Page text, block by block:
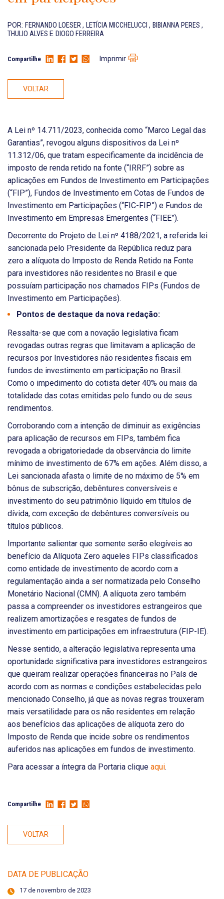
POR: FERNANDO LOESER, LETÍCIA MICCHELUCCI , BIBIANNA PERES ,
THULIO ALVES E DIOGO FERREIRA
Compartilhe Imprimir
VOLTAR
A Lei nº 14.711/2023, conhecida como “Marco Legal das
Garantias”, revogou alguns dispositivos da Lei nº
11.312/06, que tratam especificamente da incidência de
imposto de renda retido na fonte (“IRRF”) sobre as
aplicações em Fundos de Investimento em Participações
(“FIP”), Fundos de Investimento em Cotas de Fundos de
Investimento em Participações (“FIC-FIP”) e Fundos de
Investimento em Empresas Emergentes (“FIEE”).
Decorrente do Projeto de Lei nº 4188/2021, a referida lei
sancionada pelo Presidente da República reduz para
zero a alíquota do Imposto de Renda Retido na Fonte
para investidores não residentes no Brasil e que
possuíam participação nos chamados FIPs (Fundos de
Investimento em Participações).
Pontos de destaque da nova redação:
Ressalta-se que com a novação legislativa ficam
revogadas outras regras que limitavam a aplicação de
recursos por Investidores não residentes fiscais em
fundos de investimento em participação no Brasil.
Como o impedimento do cotista deter 40% ou mais da
totalidade das cotas emitidas pelo fundo ou de seus
rendimentos.
Corroborando com a intenção de diminuir as exigências
para aplicação de recursos em FIPs, também fica
revogada a obrigatoriedade da observância do limite
mínimo de investimento de 67% em ações. Além disso, a
Lei sancionada afasta o limite de no máximo de 5% em
bônus de subscrição, debêntures conversíveis e
investimento do seu patrimônio líquido em títulos de
dívida, com exceção de debêntures conversíveis ou
títulos públicos.
Importante salientar que somente serão elegíveis ao
benefício da Alíquota Zero aqueles FIPs classificados
como entidade de investimento de acordo com a
regulamentação ainda a ser normatizada pelo Conselho
Monetário Nacional (CMN). A alíquota zero também
passa a compreender os investidores estrangeiros que
realizem amortizações e resgates de fundos de
investimento em participações em infraestrutura (FIP-IE).
Nesse sentido, a alteração legislativa representa uma
oportunidade significativa para investidores estrangeiros
que queiram realizar operações financeiras no País de
acordo com as normas e condições estabelecidas pelo
mencionado Conselho, já que as novas regras trouxeram
mais versatilidade para os não residentes em relação
aos benefícios das aplicações de alíquota zero do
Imposto de Renda que incide sobre os rendimentos
auferidos nas aplicações em fundos de investimento.
Para acessar a íntegra da Portaria clique aqui.
Compartilhe
VOLTAR
DATA DE PUBLICAÇÃO
17 de novembro de 2023